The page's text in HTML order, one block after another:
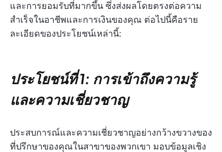
และการยอมรับที่มากขึ้น ซึ่งส่งผลโดยตรงต่อความ
สำเร็จในอาชีพและการเงินของคุณ ต่อไปนี้คือราย
ละเอียดของประโยชน์เหล่านี้:
ประโยชน์ที่ 1: การเข้าถึงความรู้
และความเชี่ยวชาญ
ประสบการณ์และความเชี่ยวชาญอย่างกว้างขวางของ
ที่ปรึกษาของคุณในสาขาของพวกเขา มอบข้อมูลเชิง